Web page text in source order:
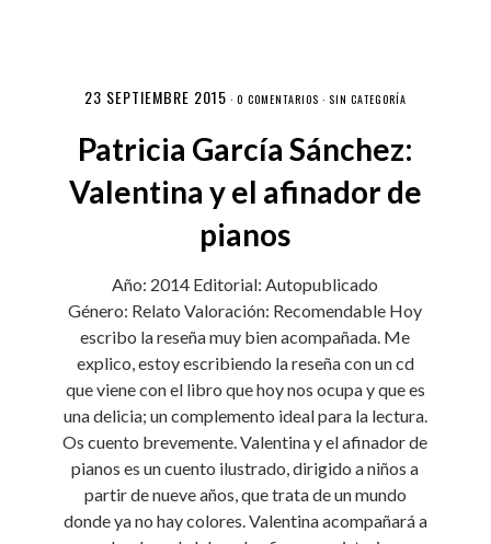
23 SEPTIEMBRE 2015 · 0 COMENTARIOS · SIN CATEGORÍA
Patricia García Sánchez:
Valentina y el afinador de
pianos
Año: 2014 Editorial: Autopublicado
Género: Relato Valoración: Recomendable Hoy
escribo la reseña muy bien acompañada. Me
explico, estoy escribiendo la reseña con un cd
que viene con el libro que hoy nos ocupa y que es
una delicia; un complemento ideal para la lectura.
Os cuento brevemente. Valentina y el afinador de
pianos es un cuento ilustrado, dirigido a niños a
partir de nueve años, que trata de un mundo
donde ya no hay colores. Valentina acompañará a